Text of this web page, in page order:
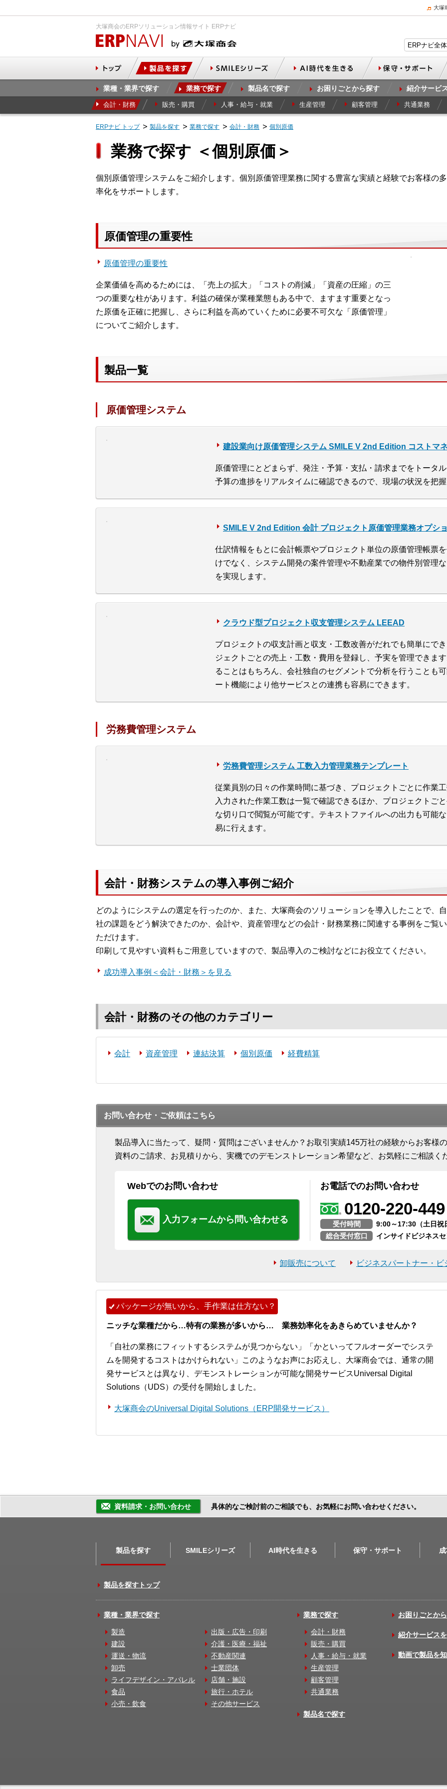
大塚
大塚商会のERPソリューション情報サイト ERPナビ
業種・業界で探す 業務で探す 製品名で探す お困りごとから探す 紹介サービ
会計・財務 販売・購買 人事・給与・就業 生産管理 顧客管理 共通業務
ERPナビ トップ 製品を探す 業務で探す 会計・財務 個別原価
業務で探す ＜個別原価＞
個別原価管理システムをご紹介します。個別原価管理業務に関する豊富な実績と経験でお客様の
率化をサポートします。
原価管理の重要性
原価管理の重要性
企業価値を高めるためには、「売上の拡大」「コストの削減」「資産の圧縮」の三
つの重要な柱があります。利益の確保が業種業態もある中で、ますます重要となっ
た原価を正確に把握し、さらに利益を高めていくために必要不可欠な「原価管理」
についてご紹介します。
製品一覧
原価管理システム
建設業向け原価管理システム SMILE V 2nd Edition コストマ
原価管理にとどまらず、発注・予算・支払・請求までをトータ
予算の進捗をリアルタイムに確認できるので、現場の状況を把
SMILE V 2nd Edition 会計 プロジェクト原価管理業務オプシ
仕訳情報をもとに会計帳票やプロジェクト単位の原価管理帳票
けでなく、システム開発の案件管理や不動産業での物件別管理
を実現します。
クラウド型プロジェクト収支管理システム LEEAD
プロジェクトの収支計画と収支・工数改善がだれでも簡単にで
ジェクトごとの売上・工数・費用を登録し、予実を管理できま
ることはもちろん、会社独自のセグメントで分析を行うことも
ート機能により他サービスとの連携も容易にできます。
労務費管理システム
労務費管理システム 工数入力管理業務テンプレート
従業員別の日々の作業時間に基づき、プロジェクトごとに作業
入力された作業工数は一覧で確認できるほか、プロジェクトご
な切り口で閲覧が可能です。テキストファイルへの出力も可能
易に行えます。
会計・財務システムの導入事例ご紹介
どのようにシステムの選定を行ったのか、また、大塚商会のソリューションを導入したことで、自
社の課題をどう解決できたのか、会計や、資産管理などの会計・財務業務に関連する事例をご覧い
ただけます。
印刷して見やすい資料もご用意していますので、製品導入のご検討などにお役立てください。
成功導入事例＜会計・財務＞を見る
会計・財務のその他のカテゴリー
会計 資産管理 連結決算 個別原価
経費精算
お問い合わせ・ご依頼はこちら
製品導入に当たって、疑問・質問はございませんか？お取引実績145万社の経験からお客様
資料のご請求、お見積りから、実機でのデモンストレーション希望など、お気軽にご相談く
Webでのお問い合わせ
入力フォームから問い合わせる
お電話でのお問い合わせ
0120-220-449
受付時間
9:00～17:30（土日祝
総合受付窓口
インサイドビジネス
卸販売について ビジネスパートナー・
パッケージが無いから、手作業は仕方ない？
ニッチな業種だから…特有の業務が多いから… 業務効率化をあきらめていませんか？
「自社の業務にフィットするシステムが見つからない」「かといってフルオーダーでシステ
ムを開発するコストはかけられない」このようなお声にお応えし、大塚商会では、通常の開
発サービスとは異なり、デモンストレーションが可能な開発サービスUniversal Digital
Solutions（UDS）の受付を開始しました。
大塚商会のUniversal Digital Solutions（ERP開発サービス）
資料請求・お問い合わせ 具体的なご検討前のご相談でも、お気軽にお問い合わせください。
製品を探す SMILEシリーズ AI時代を生きる 保守・サポート
製品を探すトップ
業種・業界で探す
製造
建設
運送・物流
卸売
ライフデザイン・アパレル
食品
小売・飲食
出版・広告・印刷
介護・医療・福祉
不動産関連
士業団体
店舗・施設
旅行・ホテル
その他サービス
業務で探す
会計・財務
販売・購買
人事・給与・就業
生産管理
顧客管理
共通業務
製品名で探す
お困りごとか
紹介サービス
動画で製品を